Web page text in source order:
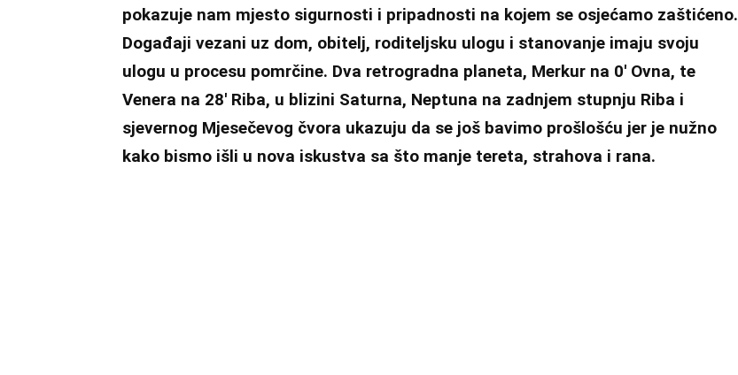
pokazuje nam mjesto sigurnosti i pripadnosti na kojem se osjećamo zaštićeno.
Događaji vezani uz dom, obitelj, roditeljsku ulogu i stanovanje imaju svoju
ulogu u procesu pomrčine. Dva retrogradna planeta, Merkur na 0′ Ovna, te
Venera na 28′ Riba, u blizini Saturna, Neptuna na zadnjem stupnju Riba i
sjevernog Mjesečevog čvora ukazuju da se još bavimo prošlošću jer je nužno
kako bismo išli u nova iskustva sa što manje tereta, strahova i rana.